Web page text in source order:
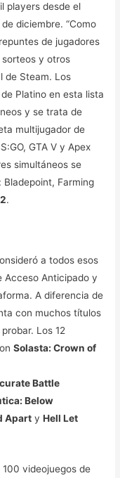
players desde el
diciembre. “Como
de jugadores
y otros
de Steam. Los
Platino en esta lista
y se trata de
multijugador de
GTA V y Apex
simultáneos se
Bladepoint, Farming
.
a todos esos
Acceso Anticipado y
A diferencia de
con muchos títulos
Los 12
Solasta: Crown of
Battle
Below
Apart yHell Let
videojuegos de